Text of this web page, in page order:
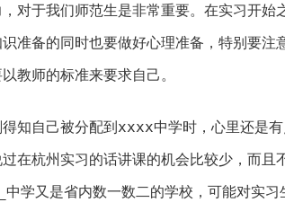
对于我们师范生是非常重要。在实习开始
准备的同时也要做好心理准备，特别要注
教师的标准来要求自己。
知自己被分配到xxxx中学时，心里还是有
在杭州实习的话讲课的机会比较少，而且
学又是省内数一数二的学校，可能对实习